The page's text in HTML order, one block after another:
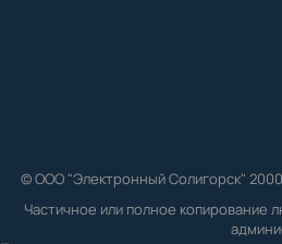
© ООО "Электронный Солигорск"
Частичное или полное копирование